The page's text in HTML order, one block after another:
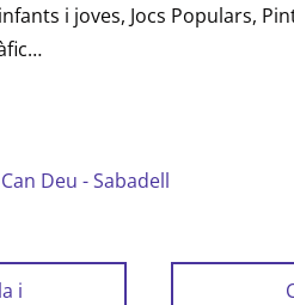
i joves, Jocs Populars,
Deu - Sabadell
i